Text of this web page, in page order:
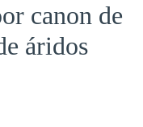
canon de
áridos